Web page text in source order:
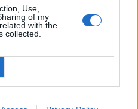
Use,
of my
with the
collected.
έγινε... ενυδρείο - Η
Το παλιό φορτηγό έγινε...
Το παλιό φορτηγό έγινε...